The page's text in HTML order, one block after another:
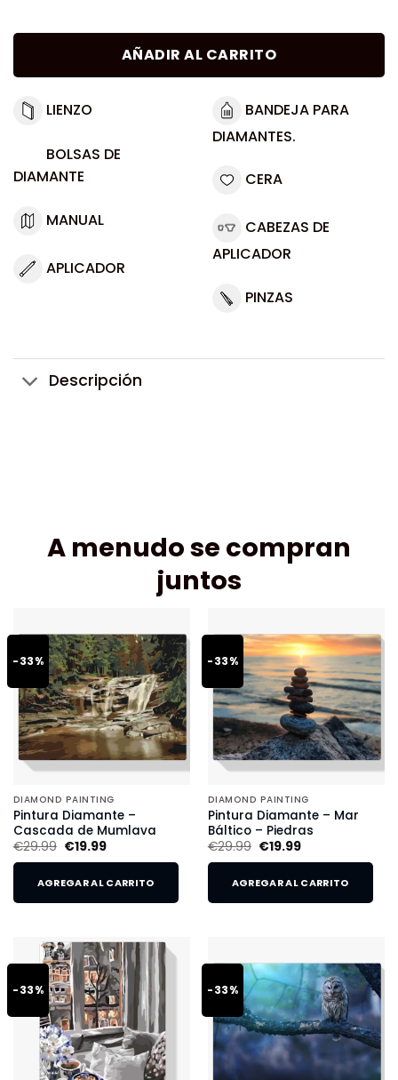
AÑADIR AL CARRITO
LIENZO
BOLSAS DE
DIAMANTE
MANUAL
APLICADOR
BANDEJA PARA
DIAMANTES.
CERA
CABEZAS DE
APLICADOR
PINZAS
Descripción
A menudo se compran
juntos
-33%
DIAMOND PAINTING
Pintura Diamante –
Cascada de Mumlava
€29.99 €19.99
AGREGAR AL CARRITO
-33%
DIAMOND PAINTING
Pintura Diamante – Mar
Báltico – Piedras
€29.99 €19.99
AGREGAR AL CARRITO
-33% -33%